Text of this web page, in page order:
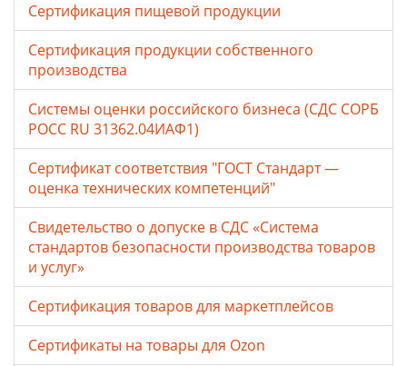
Сертификация пищевой продукции
Сертификация продукции собственного
производства
Системы оценки российского бизнеса (СДС СОРБ
РОСС RU 31362.04ИАФ1)
Сертификат соответствия "ГОСТ Стандарт —
оценка технических компетенций"
Свидетельство о допуске в СДС «Система
стандартов безопасности производства товаров
и услуг»
Сертификация товаров для маркетплейсов
Cертификаты на товары для Ozon